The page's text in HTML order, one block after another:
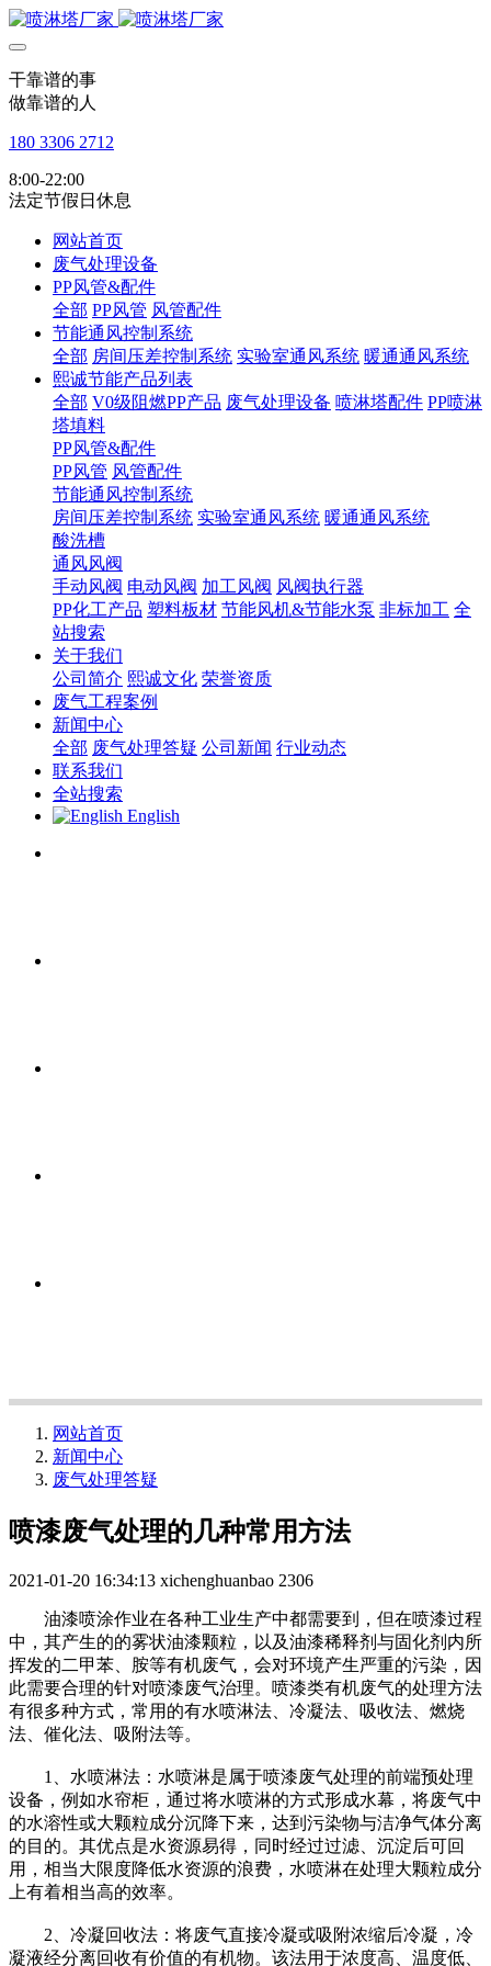
干靠谱的事
做靠谱的人
180 3306 2712
8:00-22:00
法定节假日休息
网站首页
废气处理设备
PP风管&配件
全部 PP风管 风管配件
节能通风控制系统
全部 房间压差控制系统 实验室通风系统 暖通通风系统
熙诚节能产品列表
全部 V0级阻燃PP产品 废气处理设备 喷淋塔配件 PP喷淋
塔填料
PP风管&配件
PP风管 风管配件
节能通风控制系统
房间压差控制系统 实验室通风系统 暖通通风系统
酸洗槽
通风风阀
手动风阀 电动风阀 加工风阀 风阀执行器
PP化工产品 塑料板材 节能风机&节能水泵 非标加工 全
站搜索
关于我们
公司简介 熙诚文化 荣誉资质
废气工程案例
新闻中心
全部 废气处理答疑 公司新闻 行业动态
联系我们
全站搜索
English
网站首页
新闻中心
废气处理答疑
喷漆废气处理的几种常用方法
2021-01-20 16:34:13 xichenghuanbao 2306
油漆喷涂作业在各种工业生产中都需要到，但在喷漆过程
中，其产生的的雾状油漆颗粒，以及油漆稀释剂与固化剂内所
挥发的二甲苯、胺等有机废气，会对环境产生严重的污染，因
此需要合理的针对喷漆废气治理。喷漆类有机废气的处理方法
有很多种方式，常用的有水喷淋法、冷凝法、吸收法、燃烧
法、催化法、吸附法等。
1、水喷淋法：水喷淋是属于喷漆废气处理的前端预处理
设备，例如水帘柜，通过将水喷淋的方式形成水幕，将废气中
的水溶性或大颗粒成分沉降下来，达到污染物与洁净气体分离
的目的。其优点是水资源易得，同时经过过滤、沉淀后可回
用，相当大限度降低水资源的浪费，水喷淋在处理大颗粒成分
上有着相当高的效率。
2、冷凝回收法：将废气直接冷凝或吸附浓缩后冷凝，冷
凝液经分离回收有价值的有机物。该法用于浓度高、温度低、